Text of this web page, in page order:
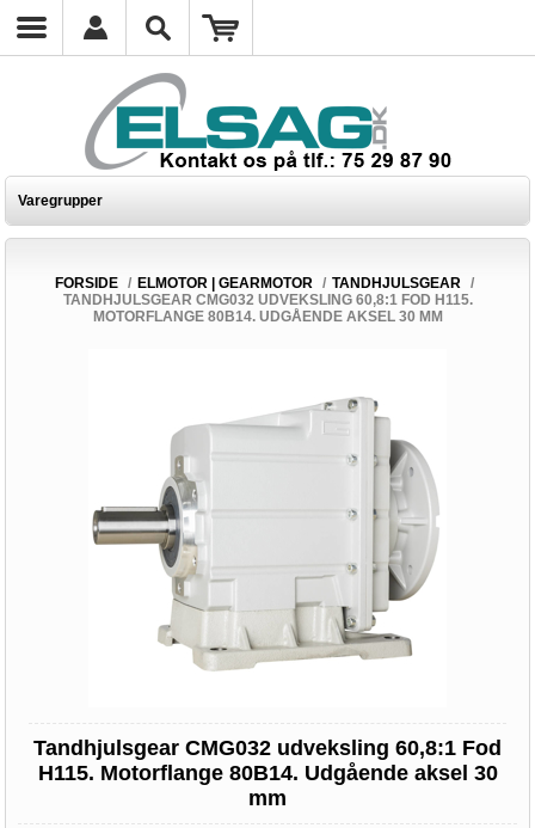
Varegrupper
FORSIDE / ELMOTOR | GEARMOTOR / TANDHJULSGEAR /
TANDHJULSGEAR CMG032 UDVEKSLING 60,8:1 FOD H115.
MOTORFLANGE 80B14. UDGÅENDE AKSEL 30 MM
Tandhjulsgear CMG032 udveksling 60,8:1 Fod
H115. Motorflange 80B14. Udgående aksel 30
mm